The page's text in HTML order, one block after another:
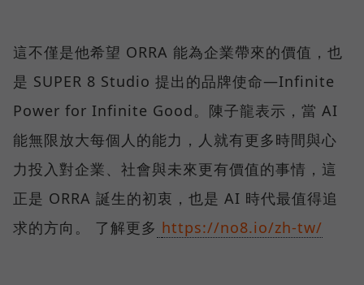
這不僅是他希望 ORRA 能為企業帶來的價值，也
是 SUPER 8 Studio 提出的品牌使命—Infinite
Power for Infinite Good。陳子龍表示，當 AI
能無限放大每個人的能力，人就有更多時間與心
力投入對企業、社會與未來更有價值的事情，這
正是 ORRA 誕生的初衷，也是 AI 時代最值得追
求的方向。 了解更多 https://no8.io/zh-tw/